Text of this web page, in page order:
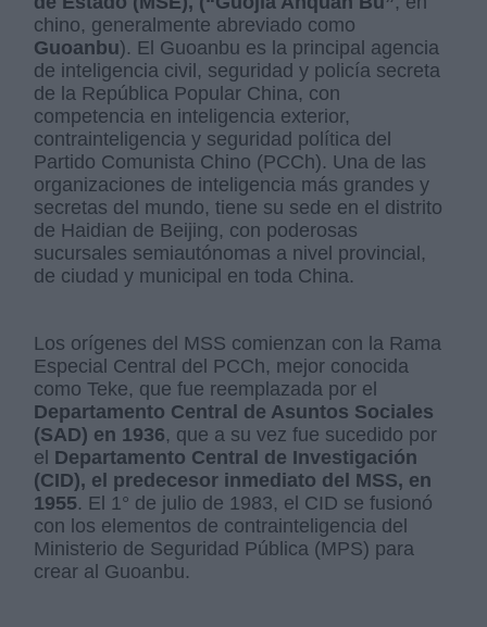
chino, generalmente abreviado como
Guoanbu). El Guoanbu es la principal agencia
de inteligencia civil, seguridad y policía secreta
de la República Popular China, con
competencia en inteligencia exterior,
contrainteligencia y seguridad política del
Partido Comunista Chino (PCCh). Una de las
organizaciones de inteligencia más grandes y
secretas del mundo, tiene su sede en el distrito
de Haidian de Beijing, con poderosas
sucursales semiautónomas a nivel provincial,
de ciudad y municipal en toda China.
Los orígenes del MSS comienzan con la Rama
Especial Central del PCCh, mejor conocida
como Teke, que fue reemplazada por el
Departamento Central de Asuntos Sociales
(SAD) en 1936, que a su vez fue sucedido por
el Departamento Central de Investigación
(CID), el predecesor inmediato del MSS, en
1955. El 1° de julio de 1983, el CID se fusionó
con los elementos de contrainteligencia del
Ministerio de Seguridad Pública (MPS) para
crear al Guoanbu.